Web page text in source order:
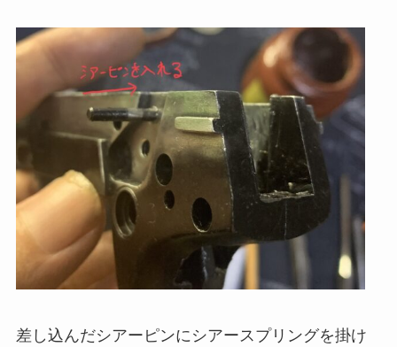
差し込んだシアーピンにシアースプリングを掛け